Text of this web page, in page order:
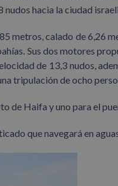
nudos hacia la ciudad
metros, calado de 6,26
Sus dos motores
de 13,3 nudos,
tripulación de ocho
de Haifa y uno para el
que navegará en